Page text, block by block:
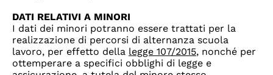
DATI RELATIVI A MINORI
I dati dei minori potranno essere trattati per la
realizzazione di percorsi di alternanza scuola
lavoro, per effetto della legge 107/2015, nonché per
ottemperare a specifici obblighi di legge e